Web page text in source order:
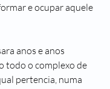
e ocupar aquele
anos e anos
todo o complexo de
pertencia, numa